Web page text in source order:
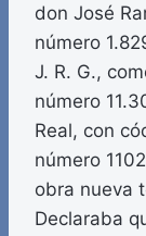
don José
número
J. R. G.,
número
Real, con
número
obra nueva
Declaraba